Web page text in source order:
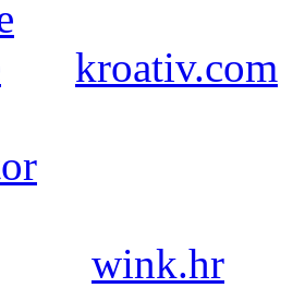
kroativ.com
wink.hr